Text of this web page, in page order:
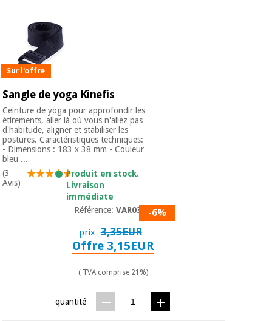
Académie
Tech
Fisaude
Armoires
thérapeutiques
protection
essentiel
pour les
coronavirus
Aérobic,
fitness
et
Outlet
Académie
Tech
Fisaude
traditionnelle
chinoise
Mobilier
clinique
Armoires
thérapeutiques
Matériel de
Sur l'offre
Sangle de yoga Kinefis
Ceinture de yoga pour approfondir les
étirements, aller là où vous n'allez pas
d'habitude, aligner et stabiliser les
postures. Caractéristiques techniques:
- Dimensions : 183 x 38 mm - Couleur
bleu ...
(3
Avis)
Produit en stock.
Livraison
immédiate
Référence:VAR030 -6%
prix 3,35EUR
Offre 3,15EUR
( TVA comprise 21%)
quantité